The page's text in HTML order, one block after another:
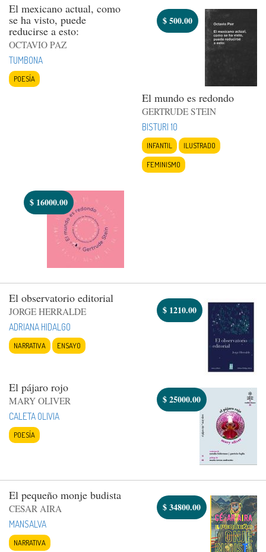
El mexicano actual, como
se ha visto, puede
reducirse a esto:
OCTAVIO PAZ
TUMBONA
POESÍA
$500.00
El mundo es redondo
GERTRUDE STEIN
BISTURI 10
INFANTIL
ILUSTRADO
FEMINISMO
$ 16000.00
El observatorio editorial
JORGE HERRALDE
ADRIANA HIDALGO
NARRATIVA ENSAYO
$ 1210.00
El pájaro rojo
MARY OLIVER
CALETA OLIVIA
POESÍA
$25000.00
El pequeño monje budista
CESAR AIRA
MANSALVA
NARRATIVA
$34800.00